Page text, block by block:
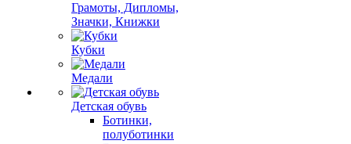
Грамоты, Дипломы,
Значки, Книжки
Кубки
Медали
Детская обувь
Ботинки,
полуботинки